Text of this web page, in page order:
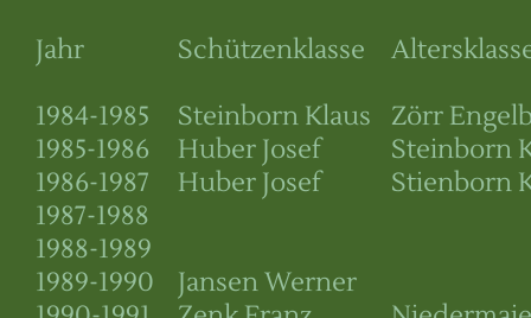
Jahr
1984-1985
1985-1986
1986-1987
1987-1988
1988-1989
1989-1990
Schützenklasse
Steinborn Klaus
Huber Josef
Huber Josef
Jansen Werner
Zörr
Steinborn
Stienborn